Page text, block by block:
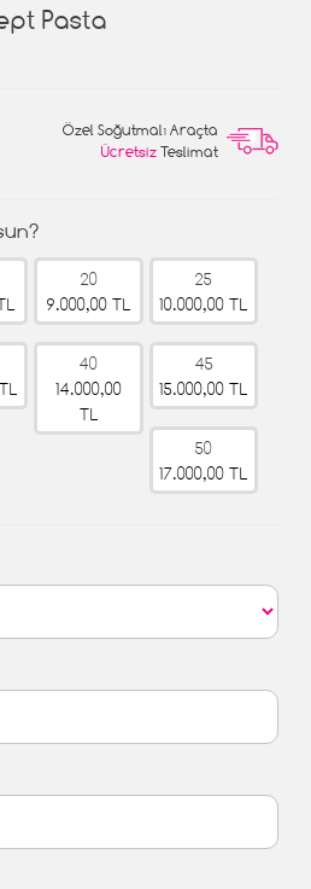
Pasta
Özel Soğutmalı Araçta
Ücretsiz Teslimat
20
9.000,00 TL
25
10.000,00 TL
40
14.000,00
TL
45
15.000,00 TL
50
17.000,00 TL